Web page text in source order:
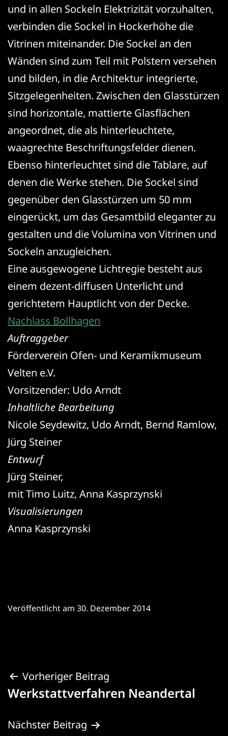
und in allen Sockeln Elektrizität vorzuhalten,
verbinden die Sockel in Hockerhöhe die
Vitrinen miteinander. Die Sockel an den
Wänden sind zum Teil mit Polstern versehen
und bilden, in die Architektur integrierte,
Sitzgelegenheiten. Zwischen den Glasstürzen
sind horizontale, mattierte Glasflächen
angeordnet, die als hinterleuchtete,
waagrechte Beschriftungsfelder dienen.
Ebenso hinterleuchtet sind die Tablare, auf
denen die Werke stehen. Die Sockel sind
gegenüber den Glasstürzen um 50 mm
eingerückt, um das Gesamtbild eleganter zu
gestalten und die Volumina von Vitrinen und
Sockeln anzugleichen.
Eine ausgewogene Lichtregie besteht aus
einem dezent-diffusen Unterlicht und
gerichtetem Hauptlicht von der Decke.
Nachlass Bollhagen
Auftraggeber
Förderverein Ofen- und Keramikmuseum
Velten e.V.
Vorsitzender: Udo Arndt
Inhaltliche Bearbeitung
Nicole Seydewitz, Udo Arndt, Bernd Ramlow,
Jürg Steiner
Entwurf
Jürg Steiner,
mit Timo Luitz, Anna Kasprzynski
Visualisierungen
Anna Kasprzynski
Veröffentlicht am 30. Dezember 2014
Beitragsnavigation
Vorheriger Beitrag
Werkstattverfahren Neandertal
Nächster Beitrag